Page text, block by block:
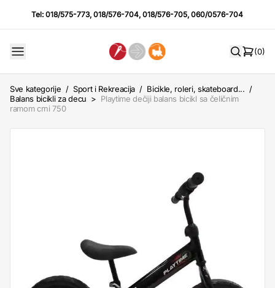
Tel:018/575-773,018/576-704,018/576-705,060/0576-704
(0)
Sve kategorije / Sport i Rekreacija / Bicikle, roleri, skateboard... /
Balans bicikli za decu > Playtime dečiji balans bicikl sa čeličnim
ramom crni 750